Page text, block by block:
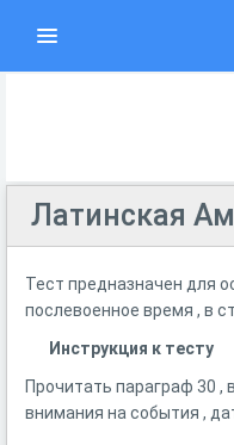
Латинская
Тест предназначен для
послевоенное время , в
Инструкция к тесту
Прочитать параграф 30
внимания на события ,